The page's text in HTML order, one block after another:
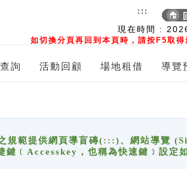
現在時間 :
如切換分頁再回到本頁時，請按F5取
:::
詢 活動回顧 場地租借 導覽
規範提供網頁導盲磚(:::)、網站導覽
﹝Accesskey，也稱為快速鍵﹞設定如